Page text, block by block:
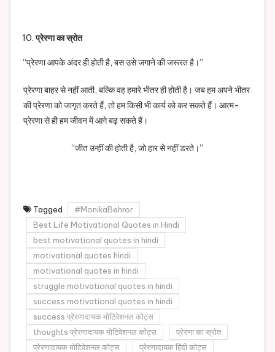
प्रेरणा का स्रोत
“प्रेरणा आपके अंदर ही होती है, बस उसे जगाने की जरूरत है।”
प्रेरणा बाहर से नहीं आती, बल्कि वह हमारे भीतर ही होती है। जब हम अपने भीतर
की प्रेरणा को जागृत करते हैं, तो हम किसी भी कार्य को कर सकते हैं। आत्म-
प्रेरणा से ही हम जीवन में आगे बढ़ सकते हैं।
“जीत उन्हीं की होती है, जो हार से नहीं डरते।”
Tagged
#MonikaBehror
Best Life Motivational Quotes in Hindi
best motivational quotes in hindi
motivational quotes hindi
motivational quotes in hindi
struggle motivational quotes in hindi
success motivational quotes in hindi
success प्रेरणादायक मोटिवेशनल कोट्स
thoughts प्रेरणादायक मोटिवेशनल कोट्स
प्रेरणा का स्रोत
प्रेरणादायक मोटिवेशनल कोट्स
प्रेरणादायक हिंदी कोट्स